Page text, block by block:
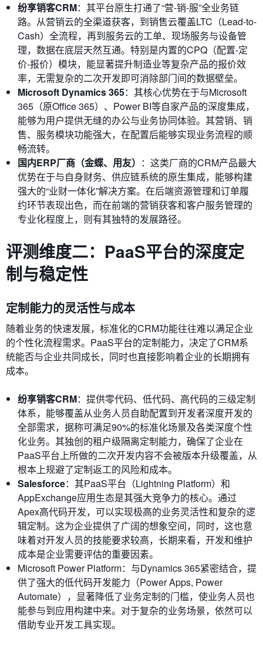
纷享销客CRM：其平台原生打通了“营-销-服”全业务链
路。从营销云的全渠道获客，到销售云覆盖LTC（Lead-to-
Cash）全流程，再到服务云的工单、现场服务与设备管
理，数据在底层天然互通。特别是内置的CPQ（配置-定
价-报价）模块，能显著提升制造业等复杂产品的报价效
率，无需复杂的二次开发即可消除部门间的数据壁垒。
Microsoft Dynamics 365：其核心优势在于与Microsoft
365（原Office 365）、Power BI等自家产品的深度集成，
能够为用户提供无缝的办公与业务协同体验。其营销、销
售、服务模块功能强大，在配置后能够实现业务流程的顺
畅流转。
国内ERP厂商（金蝶、用友） ：这类厂商的CRM产品最大
优势在于与自身财务、供应链系统的原生集成，能够构建
强大的“业财一体化”解决方案。在后端资源管理和订单履
约环节表现出色，而在前端的营销获客和客户服务管理的
专业化程度上，则有其独特的发展路径。
评测维度二：PaaS平台的深度定
制与稳定性
定制能力的灵活性与成本
随着业务的快速发展，标准化的CRM功能往往难以满足企业
的个性化流程需求。PaaS平台的定制能力，决定了CRM系
统能否与企业共同成长，同时也直接影响着企业的长期拥有
成本。
纷享销客CRM：提供零代码、低代码、高代码的三级定制
体系，能够覆盖从业务人员自助配置到开发者深度开发的
全部需求，据称可满足90%的标准化场景及各类深度个性
化业务。其独创的租户级隔离定制能力，确保了企业在
PaaS平台上所做的二次开发内容不会被版本升级覆盖，从
根本上规避了定制返工的风险和成本。
Salesforce：其PaaS平台（Lightning Platform）和
AppExchange应用生态是其强大竞争力的核心。通过
Apex高代码开发，可以实现极高的业务灵活性和复杂的逻
辑定制。这为企业提供了广阔的想象空间，同时，这也意
味着对开发人员的技能要求较高，长期来看，开发和维护
成本是企业需要评估的重要因素。
Microsoft Power Platform：与Dynamics 365紧密结合，提
供了强大的低代码开发能力（Power Apps, Power
Automate），显著降低了业务定制的门槛，使业务人员也
能参与到应用构建中来。对于复杂的业务场景，依然可以
借助专业开发工具实现。